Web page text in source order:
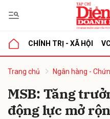
CHÍNH TRỊ - XÃ HỘI
Trang chủ Ngân hàng -
MSB: Tăng
động lực mở
luận